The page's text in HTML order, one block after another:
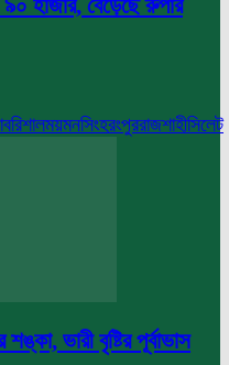
হাজার, বেড়েছে রুপার
বরিশালময়মনসিংহরংপুররাজশাহীসিলেট
ভারী বৃষ্টির পূর্বাভাস